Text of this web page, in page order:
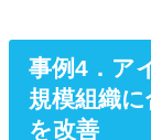
事例4．ア
規模組織
を改善